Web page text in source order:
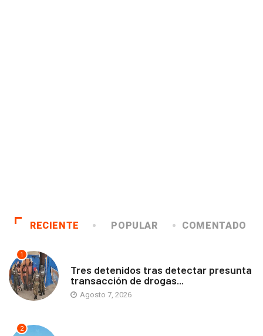
RECIENTE POPULAR COMENTADO
1
Tres detenidos tras detectar presunta
transacción de drogas...
Agosto 7, 2026
2